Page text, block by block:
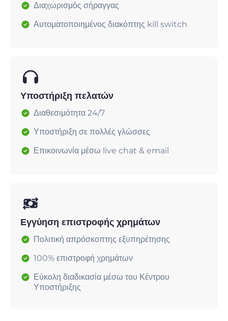
Διαχωρισμός σήραγγας
Αυτοματοποιημένος διακόπτης kill switch
Υποστήριξη πελατών
Διαθεσιμότητα 24/7
Υποστήριξη σε πολλές γλώσσες
Επικοινωνία μέσω live chat & email
Εγγύηση επιστροφής χρημάτων
Πολιτική απρόσκοπτης εξυπηρέτησης
100% επιστροφή χρημάτων
Εύκολη διαδικασία μέσω του Κέντρου
Υποστήριξης